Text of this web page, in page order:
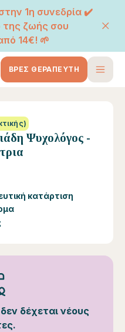
1η συνεδρία ✔️
της ζωής σου
14€! 🌱
ΒΡΕΣ ΘΕΡΑΠΕΥΤΗ
Ψυχολόγος -
κατάρτιση
δέχεται νέους